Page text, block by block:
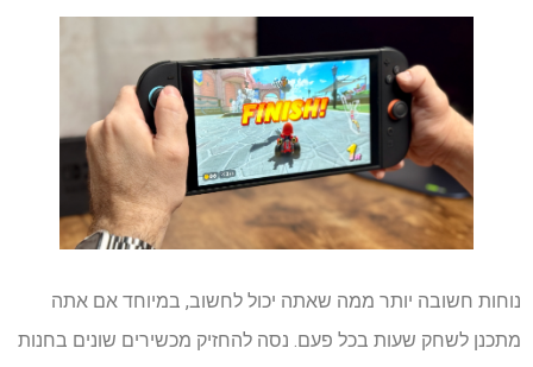
נוחות חשובה יותר ממה שאתה יכול לחשוב, במיוחד אם אתה
מתכנן לשחק שעות בכל פעם. נסה להחזיק מכשירים שונים בחנות